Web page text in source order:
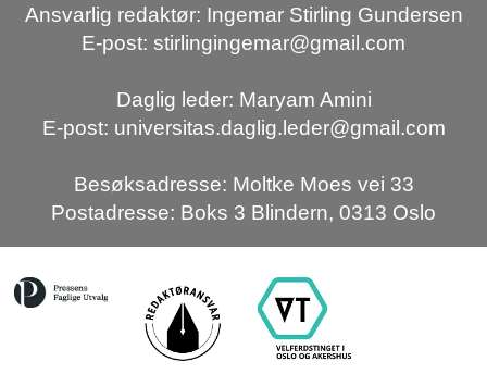
Ansvarlig redaktør: Ingemar Stirling Gundersen
E-post: stirlingingemar@gmail.com
Daglig leder: Maryam Amini
E-post: universitas.daglig.leder@gmail.com
Besøksadresse: Moltke Moes vei 33
Postadresse: Boks 3 Blindern, 0313 Oslo